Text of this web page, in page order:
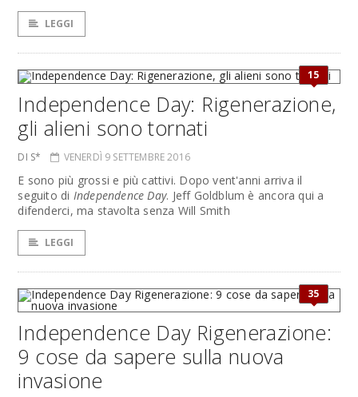
LEGGI
15
Independence Day: Rigenerazione,
gli alieni sono tornati
DI S* VENERDÌ 9 SETTEMBRE 2016
E sono più grossi e più cattivi. Dopo vent'anni arriva il
seguito di Independence Day. Jeff Goldblum è ancora qui a
difenderci, ma stavolta senza Will Smith
LEGGI
35
Independence Day Rigenerazione:
9 cose da sapere sulla nuova
invasione